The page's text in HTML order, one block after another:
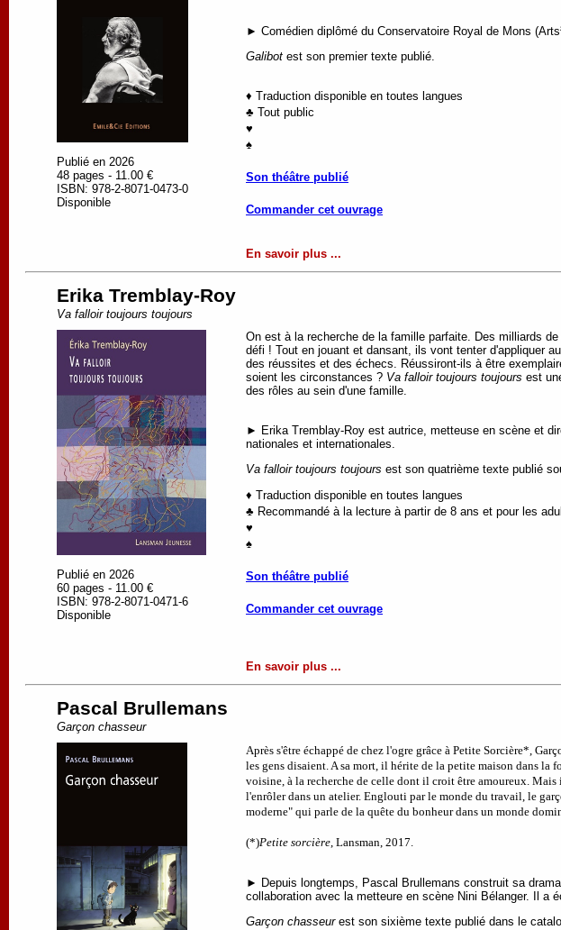
Publié en 2026
48 pages - 11.00 €
ISBN: 978-2-8071-0473-0
Disponible
► Comédien diplômé du Conservatoire Royal de Mons
Galibot est son premier texte publié.
♦ Traduction disponible en toutes langues
♣ Tout public
♥
♠
Son théâtre publié
Commander cet ouvrage
En savoir plus ...
Erika Tremblay-Roy
Va falloir toujours toujours
Publié en 2026
60 pages - 11.00 €
ISBN: 978-2-8071-0471-6
Disponible
On est à la recherche de la famille parfaite. Des milliards
défi ! Tout en jouant et dansant, ils vont tenter d'appliquer
des réussites et des échecs. Réussiront-ils à être
soient les circonstances ? Va falloir toujours toujours est
des rôles au sein d'une famille.
► Erika Tremblay-Roy est autrice, metteuse en scène et
nationales et internationales.
Va falloir toujours toujours est son quatrième texte publié
♦ Traduction disponible en toutes langues
♣ Recommandé à la lecture à partir de 8 ans et pour les
♥
♠
Son théâtre publié
Commander cet ouvrage
En savoir plus ...
Pascal Brullemans
Garçon chasseur
Après s'être échappé de chez l'ogre grâce à Petite Sorcière*,
les gens disaient. A sa mort, il hérite de la petite maison dans
voisine, à la recherche de celle dont il croit être amoureux.
l'enrôler dans un atelier. Englouti par le monde du travail, le
moderne" qui parle de la quête du bonheur dans un monde
(*)Petite sorcière, Lansman, 2017.
► Depuis longtemps, Pascal Brullemans construit sa
collaboration avec la metteure en scène Nini Bélanger. Il a
Garçon chasseurest son sixième texte publié dans le